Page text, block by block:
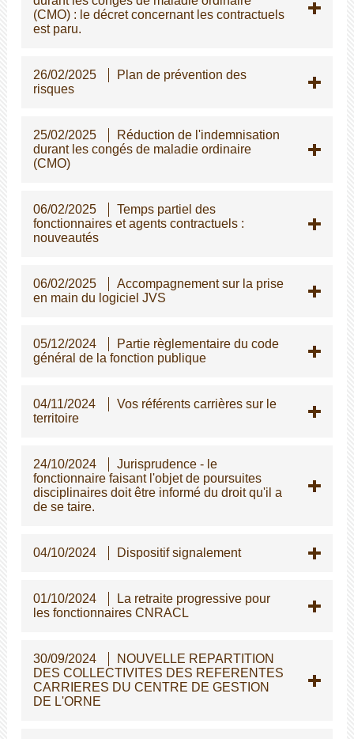
(CMO) : le décret concernant les contractuels
est paru.
26/02/2025
Plan de prévention des
risques
25/02/2025
Réduction de l'indemnisation
durant les congés de maladie ordinaire
(CMO)
06/02/2025
Temps partiel des
fonctionnaires et agents contractuels :
nouveautés
06/02/2025
Accompagnement sur la prise
en main du logiciel JVS
05/12/2024
Partie règlementaire du code
général de la fonction publique
04/11/2024
Vos référents carrières sur le
territoire
24/10/2024
Jurisprudence - le
fonctionnaire faisant l'objet de poursuites
disciplinaires doit être informé du droit qu'il a
de se taire.
04/10/2024 Dispositif signalement
01/10/2024
La retraite progressive pour
les fonctionnaires CNRACL
30/09/2024
NOUVELLE REPARTITION
DES COLLECTIVITES DES REFERENTES
CARRIERES DU CENTRE DE GESTION
DE L'ORNE